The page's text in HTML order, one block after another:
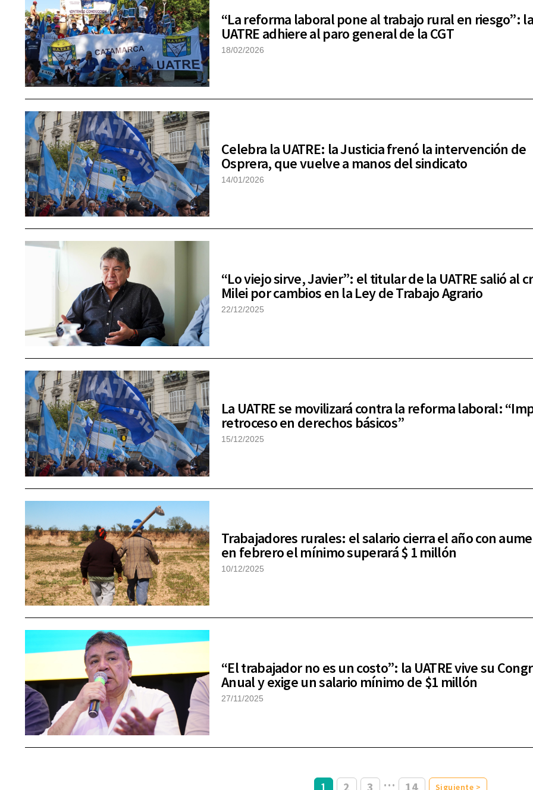
“La reforma laboral pone al trabajo rural en riesgo”: la
UATRE adhiere al paro general de la CGT
18/02/2026
Celebra la UATRE: la Justicia frenó la intervención de
Osprera, que vuelve a manos del sindicato
14/01/2026
“Lo viejo sirve, Javier”: el titular de la UATRE salió al
Milei por cambios en la Ley de Trabajo Agrario
22/12/2025
La UATRE se movilizará contra la reforma laboral:
retroceso en derechos básicos”
15/12/2025
Trabajadores rurales: el salario cierra el año con
en febrero el mínimo superará $ 1 millón
10/12/2025
“El trabajador no es un costo”: la UATRE vive su
Anual y exige un salario mínimo de $1 millón
27/11/2025
1 2 3 … 14 Siguiente >